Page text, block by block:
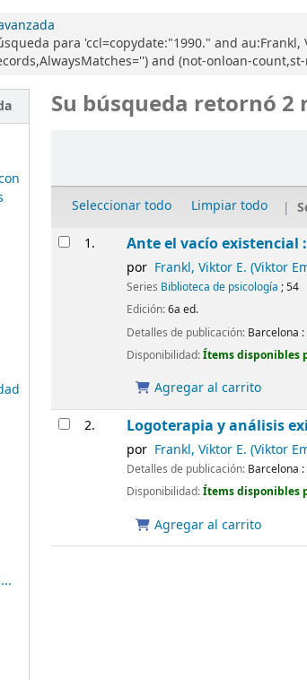
para 'ccl=copydate:"1990." and au:Frankl,
and (not-onloan-
Su búsqueda retornó 2
Seleccionar todo Limpiar todo
Resultados
1. Ante el vacío
por Frankl, Viktor E. (Viktor
Series Biblioteca de psicología ; 54
Edición:6a ed.
Detalles de publicación: Barcelona :
Disponibilidad:Ítems disponibles
Agregar al carrito
2. Logoterapia y análisis
por Frankl, Viktor E. (Viktor
Detalles de publicación: Barcelona :
Disponibilidad:Ítems disponibles
Agregar al carrito